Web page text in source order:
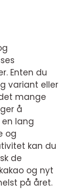
Enten du
variant eller
mange
å
lang
og
kan du
de
og nyt
på året.